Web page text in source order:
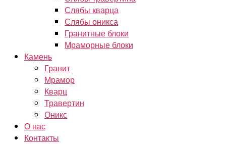
Слябы кварца
Слябы оникса
Гранитные блоки
Мраморные блоки
Камень
Гранит
Мрамор
Кварц
Травертин
Оникс
О нас
Контакты